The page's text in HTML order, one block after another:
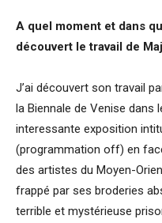
A quel moment et dans
découvert le travail de
J’ai découvert son travail
la Biennale de Venise dans
interessante exposition
(programmation off) en
des artistes du Moyen-
frappé par ses broderies
terrible et mystérieuse